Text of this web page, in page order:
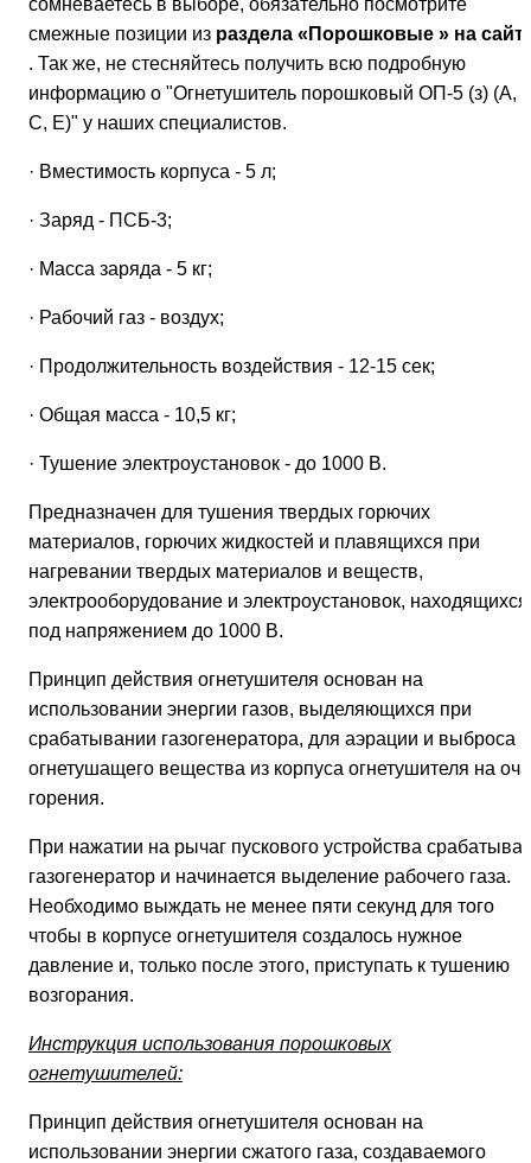
смежные позиции из раздела «Порошковые » на
. Так же, не стесняйтесь получить всю подробную
информацию о "Огнетушитель порошковый ОП-5 (з) (А,
С, Е)" у наших специалистов.
· Вместимость корпуса - 5 л;
· Заряд - ПСБ-3;
· Масса заряда - 5 кг;
· Рабочий газ - воздух;
· Продолжительность воздействия - 12-15 сек;
· Общая масса - 10,5 кг;
· Тушение электроустановок - до 1000 В.
Предназначен для тушения твердых горючих
материалов, горючих жидкостей и плавящихся при
нагревании твердых материалов и веществ,
электрооборудование и электроустановок, находящихся
под напряжением до 1000 В.
Принцип действия огнетушителя основан на
использовании энергии газов, выделяющихся при
срабатывании газогенератора, для аэрации и выброса
огнетушащего вещества из корпуса огнетушителя на
горения.
При нажатии на рычаг пускового устройства
газогенератор и начинается выделение рабочего газа.
Необходимо выждать не менее пяти секунд для того
чтобы в корпусе огнетушителя создалось нужное
давление и, только после этого, приступать к тушению
возгорания.
Инструкция использования порошковых
огнетушителей:
Принцип действия огнетушителя основан на
использовании энергии сжатого газа, создаваемого